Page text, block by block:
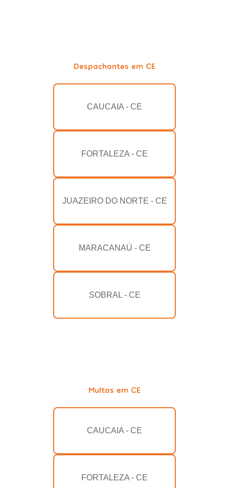
Despachantes em CE
CAUCAIA - CE
FORTALEZA - CE
JUAZEIRO DO NORTE - CE
MARACANAÚ - CE
SOBRAL - CE
Multas em CE
CAUCAIA - CE
FORTALEZA - CE